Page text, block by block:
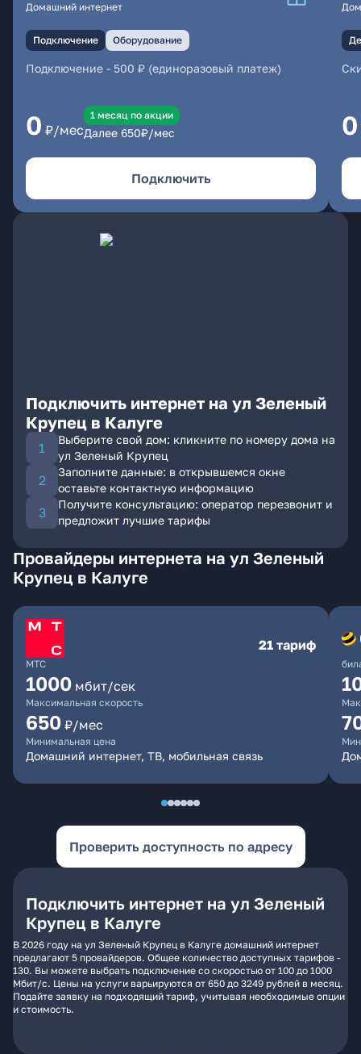
Домашний интернет
Подключение Оборудование
Подключение - 500 ₽ (единоразовый платеж)
0 ₽/мес
1 месяц по акции
Далее 650₽/мес
Подключить
0
Подключить интернет на ул Зеленый
Крупец в Калуге
Выберите свой дом: кликните по номеру дома на
ул Зеленый Крупец
Заполните данные: в открывшемся окне
оставьте контактную информацию
Получите консультацию: оператор перезвонит и
предложит лучшие тарифы
Провайдеры интернета на ул Зеленый
Крупец в Калуге
МТС
21 тариф
1000 мбит/сек
Максимальная скорость
650 ₽/мес
Минимальная цена
Домашний интернет, ТВ, мобильная связь
Проверить доступность по адресу
Подключить интернет на ул Зеленый
Крупец в Калуге
В 2026 году на ул Зеленый Крупец в Калуге домашний интернет
предлагают 5 провайдеров. Общее количество доступных тарифов -
130. Вы можете выбрать подключение со скоростью от 100 до 1000
Мбит/с. Цены на услуги варьируются от 650 до 3249 рублей в месяц.
Подайте заявку на подходящий тариф, учитывая необходимые опции
и стоимость.